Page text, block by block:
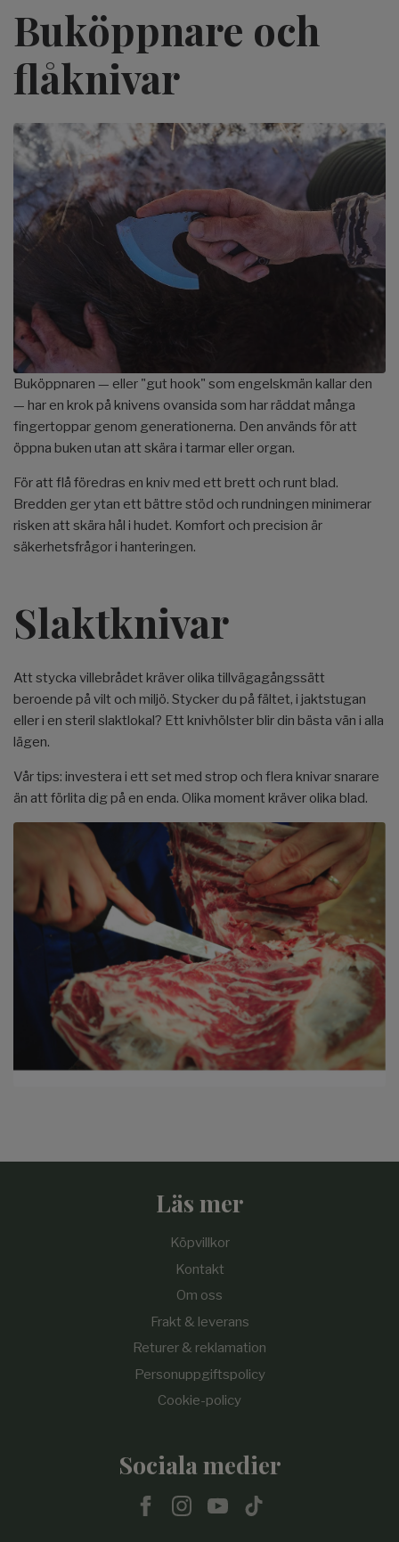
Buköppnare och
flåknivar
Buköppnaren — eller "gut hook" som engelskmän kallar den
— har en krok på knivens ovansida som har räddat många
fingertoppar genom generationerna. Den används för att
öppna buken utan att skära i tarmar eller organ.
För att flå föredras en kniv med ett brett och runt blad.
Bredden ger ytan ett bättre stöd och rundningen minimerar
risken att skära hål i hudet. Komfort och precision är
säkerhetsfrågor i hanteringen.
Slaktknivar
Att stycka villebrådet kräver olika tillvägagångssätt
beroende på vilt och miljö. Stycker du på fältet, i jaktstugan
eller i en steril slaktlokal? Ett knivhölster blir din bästa vän i alla
lägen.
Vår tips: investera i ett set med strop och flera knivar snarare
än att förlita dig på en enda. Olika moment kräver olika blad.
Läs mer
Köpvillkor
Kontakt
Om oss
Frakt & leverans
Returer & reklamation
Personuppgiftspolicy
Cookie-policy
Sociala medier